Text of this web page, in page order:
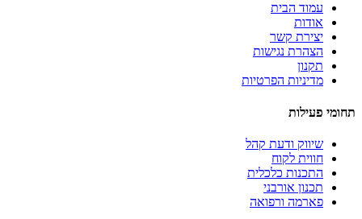
עמוד הבית
אודות
יצירת קשר
הצהרת נגישות
תקנון
מדיניות הפרטיות
תחומי פעילות
שיווק ודעת קהל
חווית לקוח
התכנות כלכלית
תכנון אורבני
פארמה ורפואה